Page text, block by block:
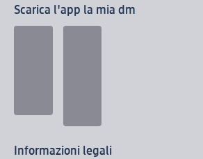
Scarica l'app la mia dm
Informazioni legali